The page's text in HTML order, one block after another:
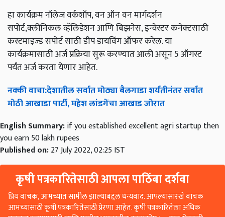
हा कार्यक्रम नॉलेज वर्कशॉप, वन ऑन वन मार्गदर्शन
सपोर्ट,क्लीनिकल व्हॅलिडेशन आणि बिझनेस, इन्वेस्टर कनेक्टसाठी
कस्टमाइज्ड सपोर्ट साठी डीप डायविंग ऑफर करेल. या
कार्यक्रमासाठी अर्ज प्रक्रिया सुरू करण्यात आली असून 5 ऑगस्ट
पर्यंत अर्ज करता येणार आहेत.
नक्कीवाचा:देशातीलसर्वातमोठ्याबैलगाडाशर्यतीनंतरसर्वात
मोठीआखाडापार्टी,महेशलांडगेंचाआखाडजोरात
English Summary:if you established excellent agri startup then
you earn 50 lakh rupees
Published on:27 July 2022, 02:25 IST
कृषी पत्रकारितेसाठी आपला पाठिंबा दर्शवा
प्रिय वाचक, आमच्यात सामील झाल्याबद्दल धन्यवाद. आपल्यासारखे वाचक
आमच्यासाठी कृषी पत्रकारितेसाठी प्रेरणा आहेत. कृषी पत्रकारितेला अधिक